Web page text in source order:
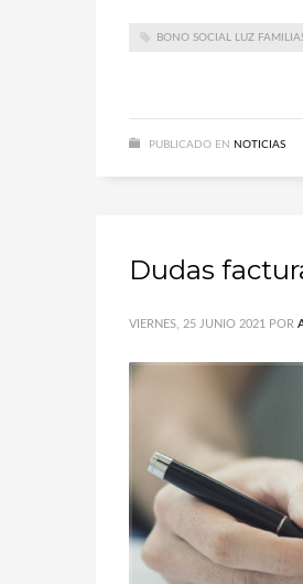
BONO SOCIAL LUZ
PUBLICADO EN NOTICIAS
Dudas
VIERNES, 25 JUNIO 2021 POR